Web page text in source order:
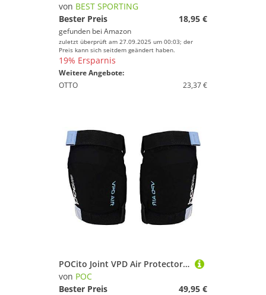
von BEST SPORTING
Bester Preis
18,95 €
gefunden bei Amazon
zuletzt überprüft am 27.09.2025 um 00:03; der
Preis kann sich seitdem geändert haben.
19% Ersparnis
Weitere Angebote:
OTTO
23,37 €
POCito Joint VPD Air Protector, Uranium Black, M
von POC
Bester Preis
49,95 €